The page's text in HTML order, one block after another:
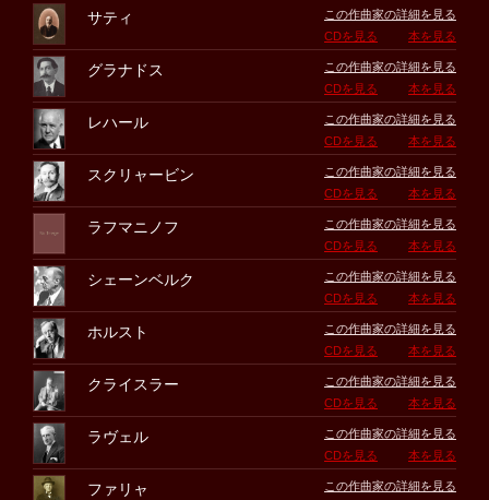
サティ
この作曲家の詳細を見る
CDを見る
本を見る
グラナドス
この作曲家の詳細を見る
CDを見る
本を見る
レハール
この作曲家の詳細を見る
CDを見る
本を見る
スクリャービン
この作曲家の詳細を見る
CDを見る
本を見る
ラフマニノフ
この作曲家の詳細を見る
CDを見る
本を見る
シェーンベルク
この作曲家の詳細を見る
CDを見る
本を見る
ホルスト
この作曲家の詳細を見る
CDを見る
本を見る
クライスラー
この作曲家の詳細を見る
CDを見る
本を見る
ラヴェル
この作曲家の詳細を見る
CDを見る
本を見る
ファリャ
この作曲家の詳細を見る